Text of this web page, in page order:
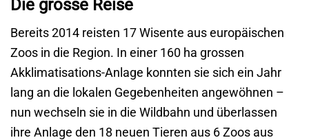
Die grosse Reise
Bereits 2014 reisten 17 Wisente aus europäischen
Zoos in die Region. In einer 160 ha grossen
Akklimatisations-Anlage konnten sie sich ein Jahr
lang an die lokalen Gegebenheiten angewöhnen –
nun wechseln sie in die Wildbahn und überlassen
ihre Anlage den 18 neuen Tieren aus 6 Zoos aus